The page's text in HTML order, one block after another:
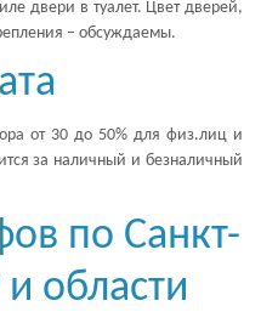
двери в туалет. Цвет дверей,
– обсуждаемы.
от 30 до 50% для физ.лиц и
за наличный и безналичный
по Санкт-
области